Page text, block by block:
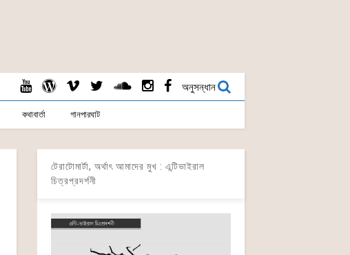
অনুসন্ধান
কথাবার্তা গানপারঘাট
টেরাটোমার্টা, অর্থাৎ আমাদের মুখ : এন্টিভাইরাল
চিত্রপ্রদর্শনী